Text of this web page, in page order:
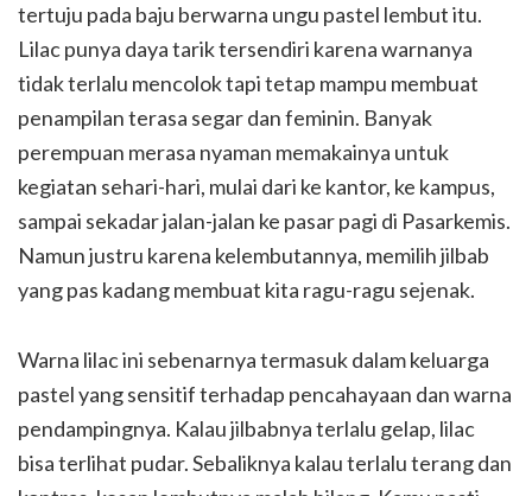
tertuju pada baju berwarna ungu pastel lembut itu.
Lilac punya daya tarik tersendiri karena warnanya
tidak terlalu mencolok tapi tetap mampu membuat
penampilan terasa segar dan feminin. Banyak
perempuan merasa nyaman memakainya untuk
kegiatan sehari-hari, mulai dari ke kantor, ke kampus,
sampai sekadar jalan-jalan ke pasar pagi di Pasarkemis.
Namun justru karena kelembutannya, memilih jilbab
yang pas kadang membuat kita ragu-ragu sejenak.
Warna lilac ini sebenarnya termasuk dalam keluarga
pastel yang sensitif terhadap pencahayaan dan warna
pendampingnya. Kalau jilbabnya terlalu gelap, lilac
bisa terlihat pudar. Sebaliknya kalau terlalu terang dan